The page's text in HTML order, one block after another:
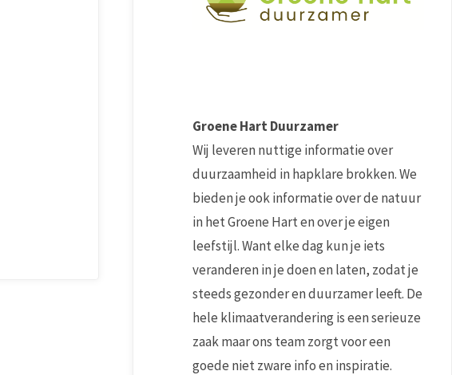
Groene Hart Duurzamer
Wij leveren nuttige informatie over
duurzaamheid in hapklare brokken. We
bieden je ook informatie over de natuur
in het Groene Hart en over je eigen
leefstijl. Want elke dag kun je iets
veranderen in je doen en laten, zodat je
steeds gezonder en duurzamer leeft. De
hele klimaatverandering is een serieuze
zaak maar ons team zorgt voor een
goede niet zware info en inspiratie.